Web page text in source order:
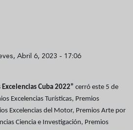
Abril 6, 2023 - 17:06
Excelencias Cuba 2022” cerró este 5 de
Excelencias Turísticas, Premios
Excelencias del Motor, Premios Arte por
Ciencia e Investigación, Premios